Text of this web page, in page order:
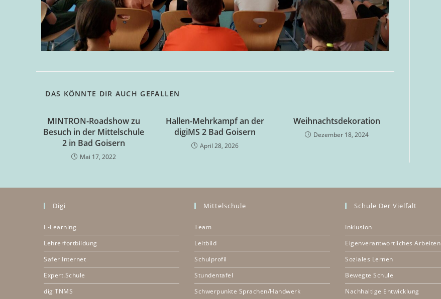
DAS KÖNNTE DIR AUCH GEFALLEN
MINTRON-Roadshow zu
Besuch in der Mittelschule
2 in Bad Goisern
Mai 17, 2022
Hallen-Mehrkampf an der
digiMS 2 Bad Goisern
April 28, 2026
Weihnachtsdekoration
Dezember 18, 2024
Digi
E-Learning
Lehrerfortbildung
Safer Internet
Expert.Schule
digiTNMS
Mittelschule
Team
Leitbild
Schulprofil
Stundentafel
Schwerpunkte Sprachen/Handwerk
Schule Der Vielfalt
Inklusion
Eigenverantwortliches Arbeiten
Soziales Lernen
Bewegte Schule
Nachhaltige Entwicklung